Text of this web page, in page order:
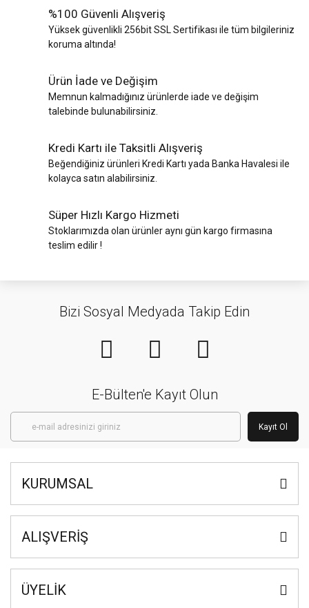
%100 Güvenli Alışveriş
Yüksek güvenlikli 256bit SSL Sertifikası ile tüm bilgileriniz
koruma altında!
Ürün İade ve Değişim
Memnun kalmadığınız ürünlerde iade ve değişim
talebinde bulunabilirsiniz.
Kredi Kartı ile Taksitli Alışveriş
Beğendiğiniz ürünleri Kredi Kartı yada Banka Havalesi ile
kolayca satın alabilirsiniz.
Süper Hızlı Kargo Hizmeti
Stoklarımızda olan ürünler aynı gün kargo firmasına
teslim edilir !
Bizi Sosyal Medyada Takip Edin
E-Bülten'e Kayıt Olun
Kayıt Ol
KURUMSAL
ALIŞVERİŞ
ÜYELİK